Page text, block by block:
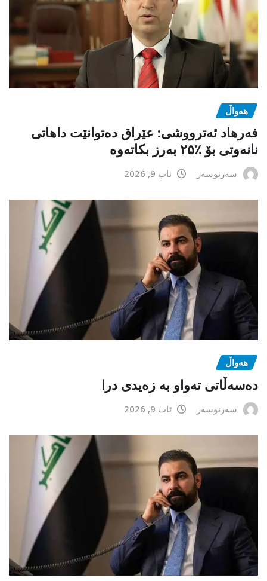
هەواڵ
فەرهاد ئەترووشی: عێراق دەتوانێت داهاتی
نانەوتی بۆ ٪۲۵ بەرز بکاتەوە
سەرنوسەر ئاب 9, 2026
هەواڵ
دەسەڵاتی تەواو بە زەیدی درا
سەرنوسەر ئاب 9, 2026